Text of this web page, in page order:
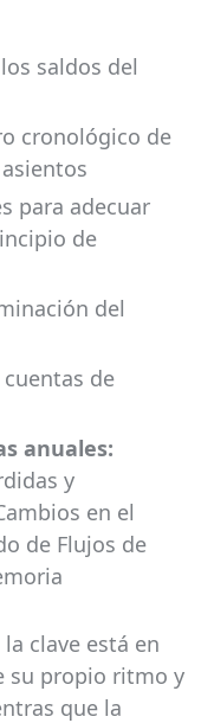
saldos del
cronológico de
para adecuar
de
del
de
anuales:
y
en el
de Flujos de
clave está en
su propio ritmo y
que la